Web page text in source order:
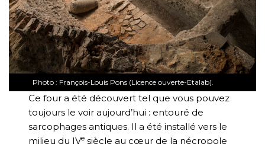
Photo : François-Louis Pons (Licence ouverte-Etalab).
Ce four a été découvert tel que vous pouvez
toujours le voir aujourd’hui : entouré de
sarcophages antiques. Il a été installé vers le
milieu du IVe siècle au cœur de la nécropole